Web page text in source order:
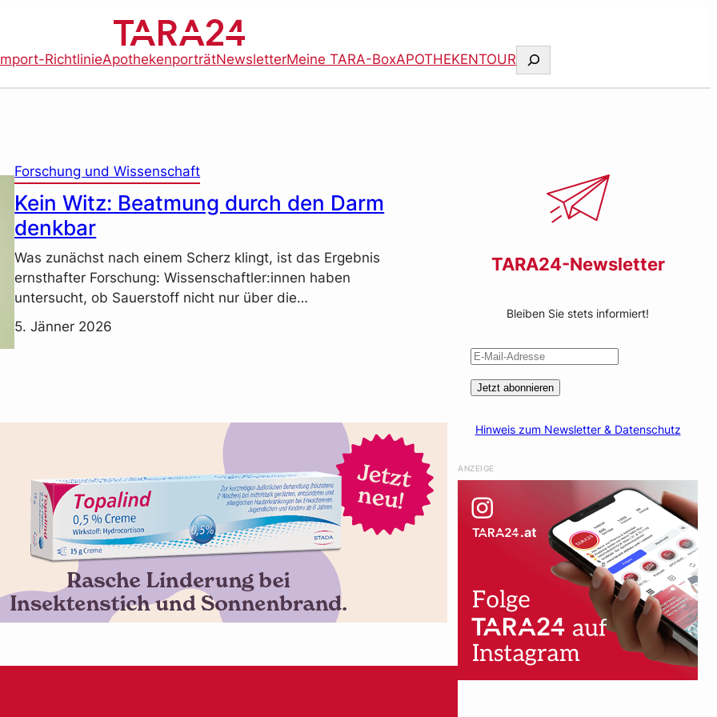
RichtlinieApothekenporträtNewsletterMeine TARA-BoxAPOTHEKENTOUR Suchen
Forschung und Wissenschaft
Kein Witz: Beatmung durch den Darm
denkbar
Was zunächst nach einem Scherz klingt, ist das Ergebnis
ernsthafter Forschung: Wissenschaftler:innen haben
untersucht, ob Sauerstoff nicht nur über die…
5. Jänner 2026
TARA24-Newsletter
Bleiben Sie stets informiert!
Jetzt abonnieren
Hinweis zum Newsletter & Datenschutz
ANZEIGE